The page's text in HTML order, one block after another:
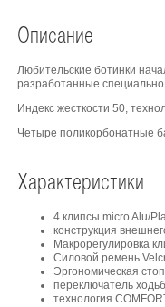
Описание
Любительские ботинки
разработанные
Индекс жесткости 50,
Четыре поликорбонатные
Характеристики
4 клипсы micro Alu/
конструкция
Макрорегулировка
Силовой ремень
Эргономическая
переключатель
технология